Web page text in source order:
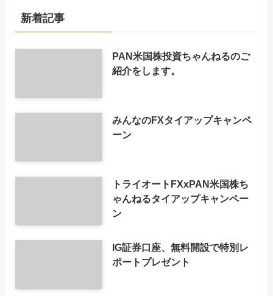
新着記事
PAN米国株投資ちゃんねるのご
紹介をします。
みんなのFXタイアップキャンペ
ーン
トライオートFXxPAN米国株ち
ゃんねるタイアップキャンペー
ン
IG証券口座、無料開設で特別レ
ポートプレゼント